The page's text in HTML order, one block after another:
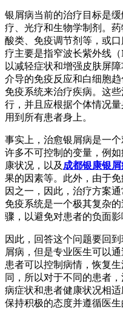
银屑病当前的治疗目标是
疗、光疗和生物学制剂。
酸类、免疫调节剂等，或
疗主要是指窄波长紫外线
以减轻症状和增强皮肤屏
介导的免疫反应和白细胞
免疫系统来治疗疾病。这
行，并且应根据个体情况
用到所有患者身上。
事实上，治愈银屑病是一
许多不可控制的变量，例
康状况，以及 成都银康银
果的因素等。此外，由于
因之一，因此，治疗方案
免疫系统是一个极其复杂
骤，以避免对患者的负面影
因此，回答这个问题要回
屑病，但是专业医生可以
患者可以控制病情，恢复
同，所以对于不同的患者
病症状和患者健康状况相
保持积极的态度并遵循医